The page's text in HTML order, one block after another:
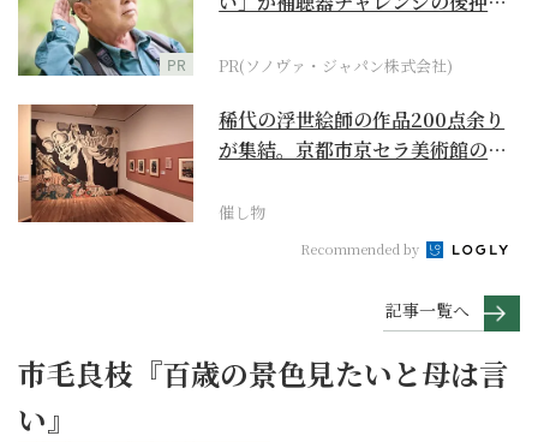
PR PR(ソノヴァ・ジャパン株式会社)
稀代の浮世絵師の作品200点余り
が集結。京都市京セラ美術館の
催し物
Recommended by
記事一覧へ
市毛良枝『百歳の景色見たいと母は言
い』